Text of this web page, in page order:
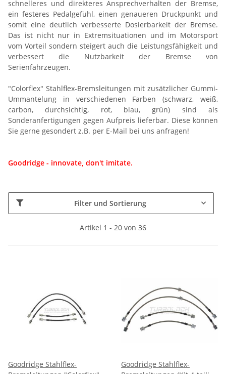
schnelleres und direkteres Ansprechverhalten der Bremse,
ein festeres Pedalgefühl, einen genaueren Druckpunkt und
somit eine deutlich verbesserte Dosierbarkeit der Bremse.
Das ist nicht nur in Extremsituationen und im Motorsport
vom Vorteil sondern steigert auch die Leistungsfähigkeit und
verbessert die Nutzbarkeit der Bremse von
Serienfahrzeugen.
"Colorflex" Stahlflex-Bremsleitungen mit zusätzlicher Gummi-
Ummantelung in verschiedenen Farben (schwarz, weiß,
carbon, durchsichtig, rot, blau, grün) sind als
Sonderanfertigungen gegen Aufpreis lieferbar. Diese können
Sie gerne gesondert z.B. per E-Mail bei uns anfragen!
Goodridge - innovate, don't imitate.
Filter und Sortierung
Artikel 1 - 20 von 36
Goodridge Stahlflex-
Goodridge Stahlflex-